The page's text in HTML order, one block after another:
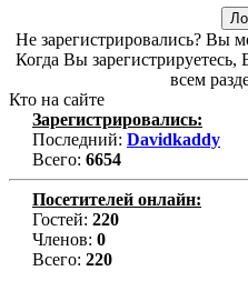
Не зарегистрировались? Вы
Когда Вы
всем
Кто на сайте
Зарегистрировались:
Последний: Davidkaddy
Всего: 6654
Посетителей онлайн:
Гостей: 220
Членов: 0
Всего: 220